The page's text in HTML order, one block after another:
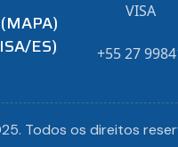
ES)
VISA
+55 27
Todos os direitos